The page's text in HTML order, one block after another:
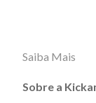
Saiba Mais
Sobre a